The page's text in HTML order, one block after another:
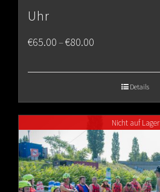
Uhr
€65.00–€80.00
€80.00
Details
Nicht auf Lager